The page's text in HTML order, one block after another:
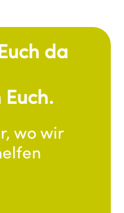
da
wo wir